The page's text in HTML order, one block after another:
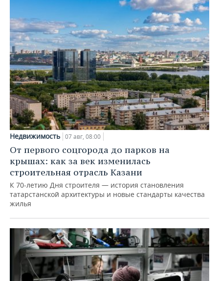
Недвижимость 07 авг, 08:00
От первого соцгорода до парков на
крышах: как за век изменилась
строительная отрасль Казани
К 70-летию Дня строителя — история становления
татарстанской архитектуры и новые стандарты качества
жилья